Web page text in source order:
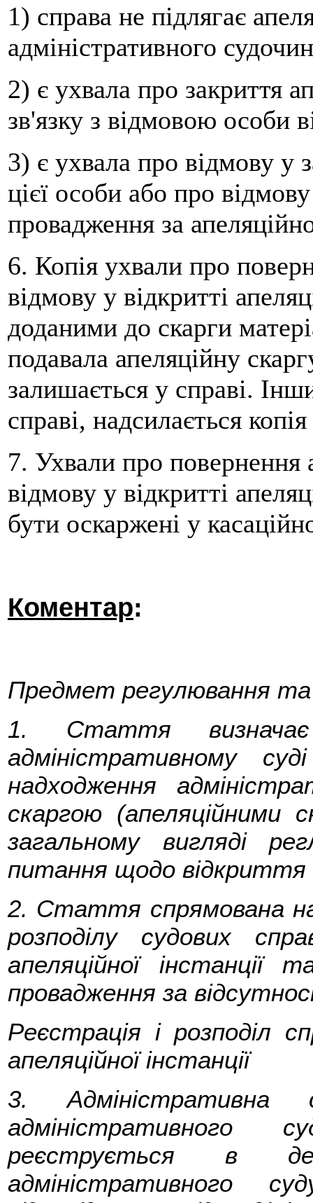
1) справа не підлягає
адміністративного
2) є ухвала про закриття
зв'язку з відмовою особи
3) є ухвала про відмову у
цієї особи або про
провадження за
6. Копія ухвали про
відмову у відкритті
доданими до скарги
подавала апеляційну
залишається у справі.
справі, надсилається
7. Ухвали про повернення
відмову у відкритті
бути оскаржені у
Коментар:
Предмет регулювання та
1. Стаття
адміністративному
надходження
скаргою
загальному вигляді
питання щодо відкриття
2. Стаття спрямована на
розподілу судових
апеляційної інстанції
провадження за
Реєстрація і розподіл
апеляційної інстанції
3.
адміністративного
реєструється в
адміністративного